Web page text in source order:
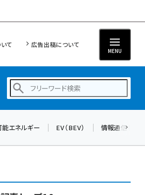
て 広告出稿について
MENU
新井宏征 (296)
エネルギー EV（BEV） 情報通信（ICT）